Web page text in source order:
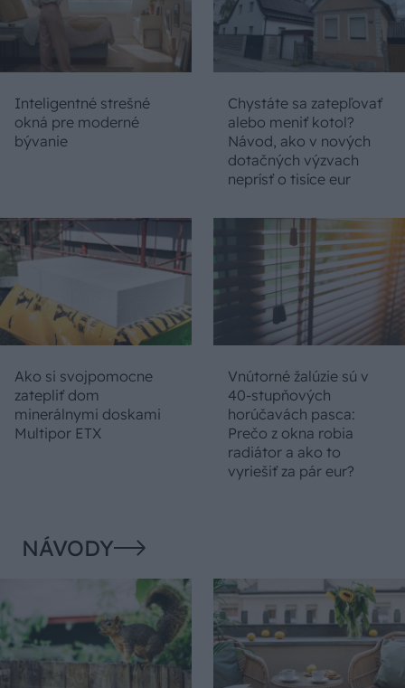
Inteligentné strešné
okná pre moderné
bývanie
Chystáte sa zatepľovať
alebo meniť kotol?
Návod, ako v nových
dotačných výzvach
neprísť o tisíce eur
Ako si svojpomocne
zatepliť dom
minerálnymi doskami
Multipor ETX
Vnútorné žalúzie sú v
40-stupňových
horúčavách pasca:
Prečo z okna robia
radiátor a ako to
vyriešiť za pár eur?
NÁVODY